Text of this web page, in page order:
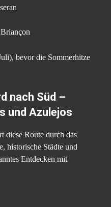
bevor die Sommerhitze
nach Süd –
und Azulejos
diese Route durch das
historische Städte und
Entdecken mit